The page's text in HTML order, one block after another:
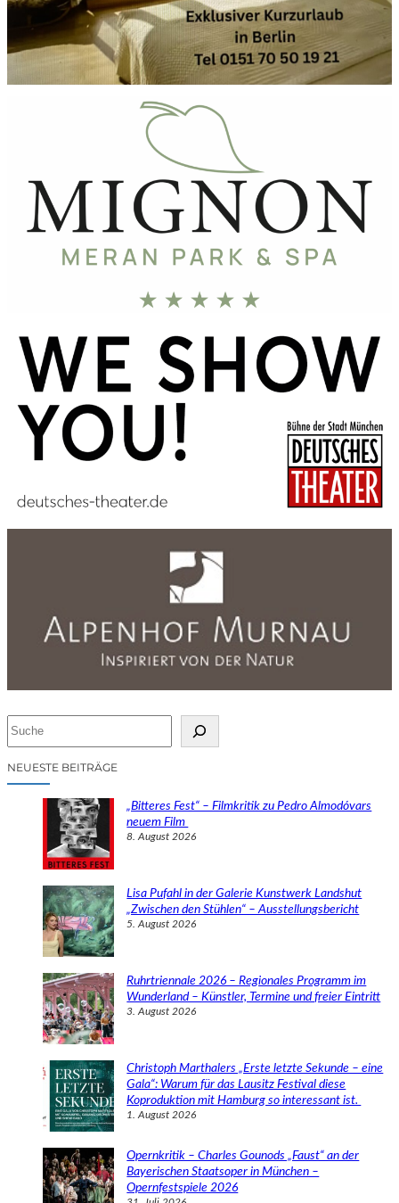
NEUESTE BEITRÄGE
„Bitteres Fest“ – Filmkritik zu Pedro Almodóvars
neuem Film
8. August 2026
Lisa Pufahl in der Galerie Kunstwerk Landshut
„Zwischen den Stühlen“ – Ausstellungsbericht
5. August 2026
Ruhrtriennale 2026 – Regionales Programm im
Wunderland – Künstler, Termine und freier Eintritt
3. August 2026
Christoph Marthalers „Erste letzte Sekunde – eine
Gala“: Warum für das Lausitz Festival diese
Koproduktion mit Hamburg so interessant ist.
1. August 2026
Opernkritik – Charles Gounods „Faust“ an der
Bayerischen Staatsoper in München –
Opernfestspiele 2026